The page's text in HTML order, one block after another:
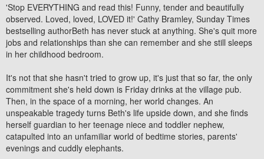
'Stop EVERYTHING and read this! Funny, tender and beautifully
observed. Loved, loved, LOVED it!' Cathy Bramley, Sunday Times
bestselling authorBeth has never stuck at anything. She's quit more
jobs and relationships than she can remember and she still sleeps
in her childhood bedroom.
It's not that she hasn't tried to grow up, it's just that so far, the only
commitment she's held down is Friday drinks at the village pub.
Then, in the space of a morning, her world changes. An
unspeakable tragedy turns Beth's life upside down, and she finds
herself guardian to her teenage niece and toddler nephew,
catapulted into an unfamiliar world of bedtime stories, parents'
evenings and cuddly elephants.